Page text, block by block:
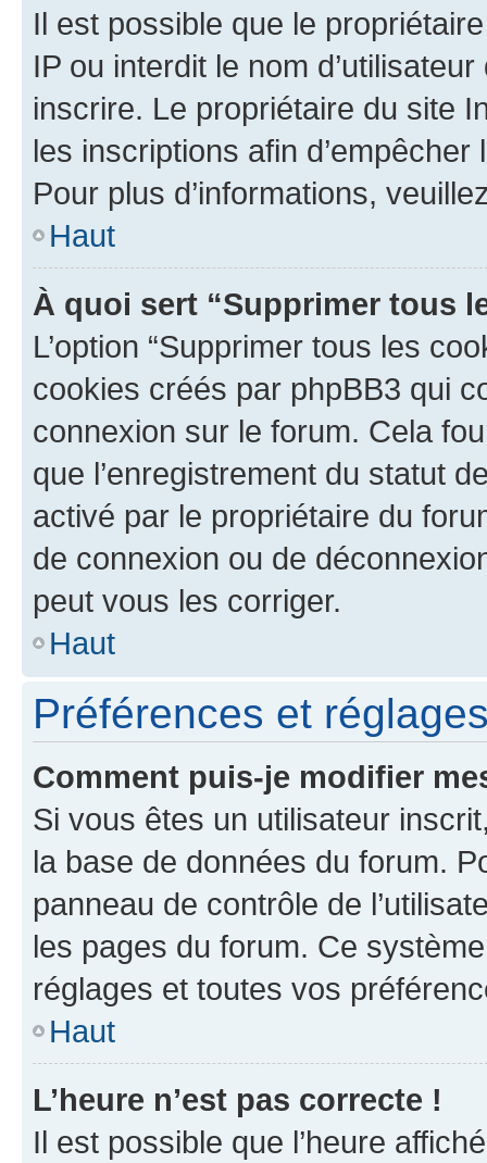
Il est possible que le
IP ou interdit le nom
inscrire. Le propriétaire du site
les inscriptions afin
Pour plus d’informations,
Haut
À quoi sert “Supprimer tous
L’option “Supprimer tous les
cookies créés par phpBB3 qui
connexion sur le forum. Cela
que l’enregistrement du statut
activé par le propriétaire du
de connexion ou de
peut vous les corriger.
Haut
Préférences et
Comment puis-je modifier
Si vous êtes un utilisateur
la base de données du forum.
panneau de contrôle de
les pages du forum. Ce
réglages et toutes vos
Haut
L’heure n’est pas correcte !
Il est possible que l’heure